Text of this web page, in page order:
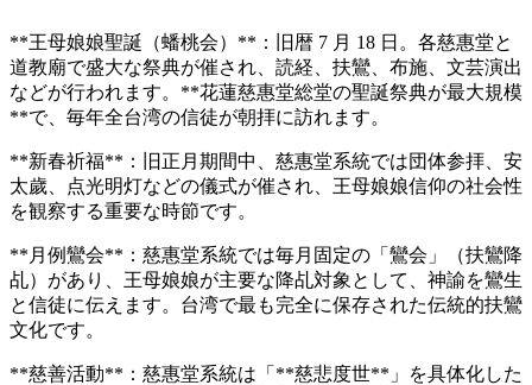
**王母娘娘聖誕（蟠桃会）**：旧暦 7 月 18 日。各慈惠堂と
道教廟で盛大な祭典が催され、読経、扶鸞、布施、文芸演出
などが行われます。**花蓮慈惠堂総堂の聖誕祭典が最大規模
**で、毎年全台湾の信徒が朝拝に訪れます。
**新春祈福**：旧正月期間中、慈惠堂系統では団体参拝、安
太歲、点光明灯などの儀式が催され、王母娘娘信仰の社会性
を観察する重要な時節です。
**月例鸞会**：慈惠堂系統では毎月固定の「鸞会」（扶鸞降
乩）があり、王母娘娘が主要な降乩対象として、神諭を鸞生
と信徒に伝えます。台湾で最も完全に保存された伝統的扶鸞
文化です。
**慈善活動**：慈惠堂系統は「**慈悲度世**」を具体化した